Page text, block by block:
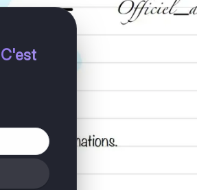
C'est